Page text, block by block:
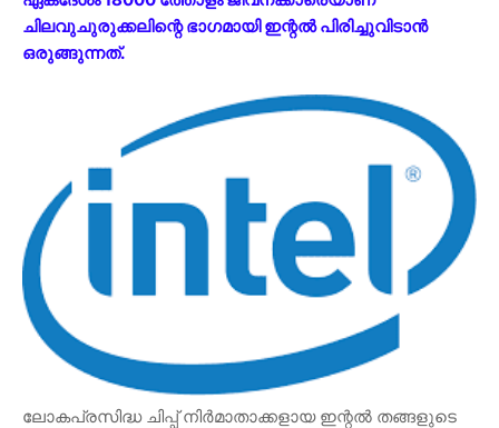
ചിലവുചുരുക്കലിന്റെ ഭാഗമായി ഇന്റൽ പിരിച്ചുവിടാൻ
ഒരുങ്ങുന്നത്.
ലോകപ്രസിദ്ധ ചിപ്പ് നിർമാതാക്കളായ ഇന്റൽ തങ്ങളുടെ